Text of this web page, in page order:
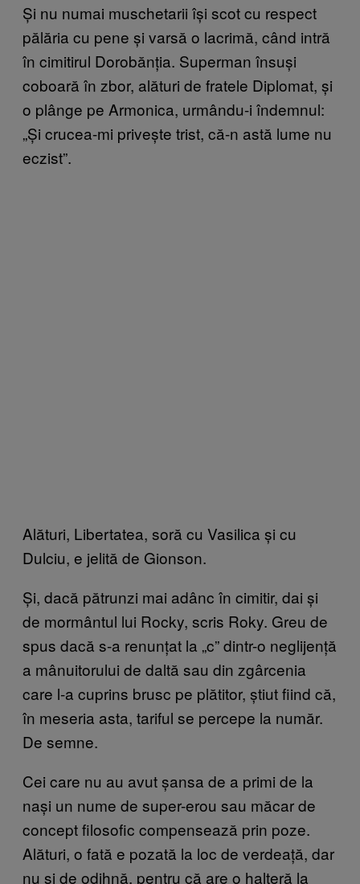
Și nu numai muschetarii își scot cu respect
pălăria cu pene și varsă o lacrimă, când intră
în cimitirul Dorobănția. Superman însuși
coboară în zbor, alături de fratele Diplomat, și
o plânge pe Armonica, urmându-i îndemnul:
„Și crucea-mi privește trist, că-n astă lume nu
eczist”.
Alături, Libertatea, soră cu Vasilica și cu
Dulciu, e jelită de Gionson.
Și, dacă pătrunzi mai adânc în cimitir, dai și
de mormântul lui Rocky, scris Roky. Greu de
spus dacă s-a renunțat la „c” dintr-o neglijență
a mânuitorului de daltă sau din zgârcenia
care l-a cuprins brusc pe plătitor, știut fiind că,
în meseria asta, tariful se percepe la număr.
De semne.
Cei care nu au avut șansa de a primi de la
nași un nume de super-erou sau măcar de
concept filosofic compensează prin poze.
Alături, o fată e pozată la loc de verdeață, dar
nu și de odihnă, pentru că are o halteră la